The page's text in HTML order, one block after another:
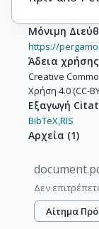
Μόνιμη
https://
Άδεια χρήσης
Creative
Χρήση 4.0 (CC-
Εξαγωγή
BibTeX,RIS
Αρχεία (1)
Δεν
Αίτημα